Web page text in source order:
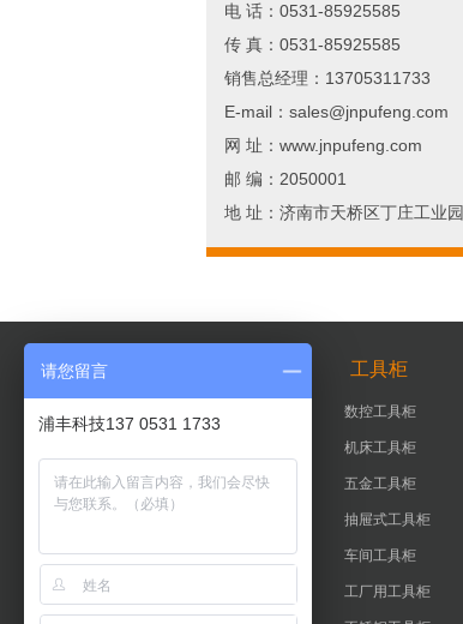
电 话：0531-85925585
传 真：0531-85925585
销售总经理：13705311733
E-mail：sales@jnpufeng.com
网 址：www.jnpufeng.com
邮 编：2050001
地 址：济南市天桥区丁庄工业园
工具柜
实验室智能柜
更多产品+
数控工具柜
机床工具柜
五金工具柜
抽屉式工具柜
车间工具柜
工厂用工具柜
请您留言
浦丰科技137 0531 1733